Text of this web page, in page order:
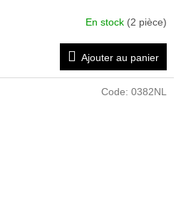
En stock (2 pièce)
Ajouter au panier
Code: 0382NL